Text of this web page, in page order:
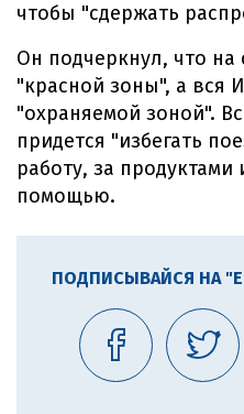
чтобы "сдержать
Он подчеркнул, что на
"красной зоны", а вся
"охраняемой зоной".
придется "избегать
работу, за
помощью.
ПОДПИСЫВАЙСЯ НА